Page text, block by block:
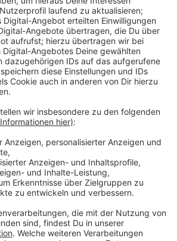
von hier:
Bayer04-Trainer Christoph Daum
für Leverkusen auf dem Weg